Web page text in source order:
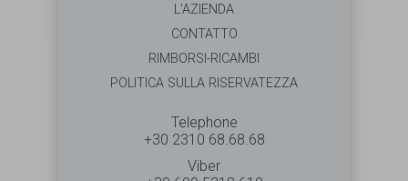
L'AZIENDA
CONTATTO
RIMBORSI-RICAMBI
POLITICA SULLA RISERVATEZZA
Telephone
+30 2310 68.68.68
Viber